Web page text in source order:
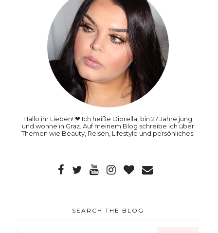
Hallo ihr Lieben! ❤ Ich heiße Diorella, bin 27 Jahre jung
und wohne in Graz. Auf meinem Blog schreibe ich über
Themen wie Beauty, Reisen, Lifestyle und persönliches.
SEARCH THE BLOG